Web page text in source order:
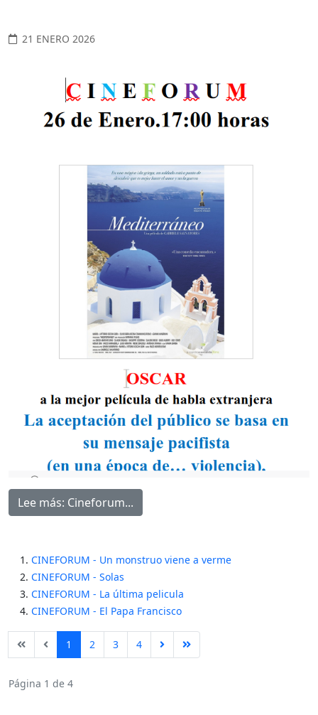
21 ENERO 2026
Lee más: Cineforum...
CINEFORUM - Un monstruo viene a verme
CINEFORUM - Solas
CINEFORUM - La última pelicula
CINEFORUM - El Papa Francisco
1 2 3 4
Página 1 de 4